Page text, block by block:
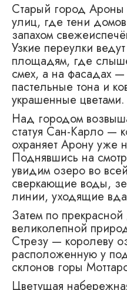
Старый город
улиц, где тени
запахом
Узкие переулки
площадям, где
смех, а на фасадах —
пастельные тона и
украшенные цветами.
Над городом
статуя Сан-Карло —
охраняет Арону уже
Поднявшись на
увидим озеро во
сверкающие воды,
линии, уходящие
Затем по
великолепной
Стрезу — королеву
расположенную у
склонов горы
Цветущая